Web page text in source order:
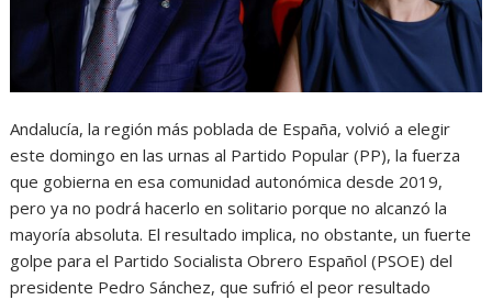
Andalucía, la región más poblada de España, volvió a elegir
este domingo en las urnas al Partido Popular (PP), la fuerza
que gobierna en esa comunidad autonómica desde 2019,
pero ya no podrá hacerlo en solitario porque no alcanzó la
mayoría absoluta. El resultado implica, no obstante, un fuerte
golpe para el Partido Socialista Obrero Español (PSOE) del
presidente Pedro Sánchez, que sufrió el peor resultado